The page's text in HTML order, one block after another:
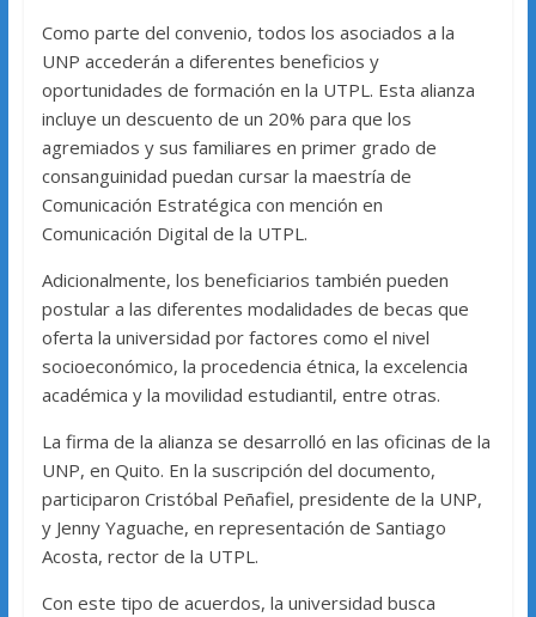
Como parte del convenio, todos los asociados a la
UNP accederán a diferentes beneficios y
oportunidades de formación en la UTPL. Esta alianza
incluye un descuento de un 20% para que los
agremiados y sus familiares en primer grado de
consanguinidad puedan cursar la maestría de
Comunicación Estratégica con mención en
Comunicación Digital de la UTPL.
Adicionalmente, los beneficiarios también pueden
postular a las diferentes modalidades de becas que
oferta la universidad por factores como el nivel
socioeconómico, la procedencia étnica, la excelencia
académica y la movilidad estudiantil, entre otras.
La firma de la alianza se desarrolló en las oficinas de la
UNP, en Quito. En la suscripción del documento,
participaron Cristóbal Peñafiel, presidente de la UNP,
y Jenny Yaguache, en representación de Santiago
Acosta, rector de la UTPL.
Con este tipo de acuerdos, la universidad busca